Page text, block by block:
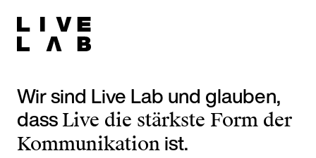
Wir sind Live Lab und glauben,
dass Live die stärkste Form der
Kommunikation ist.